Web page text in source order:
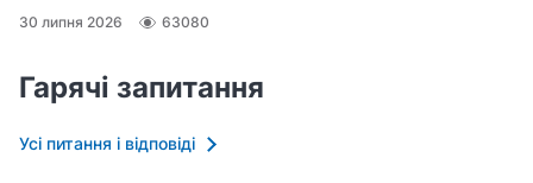
30 липня 2026 63080
Гарячі запитання
Усі питання і відповіді